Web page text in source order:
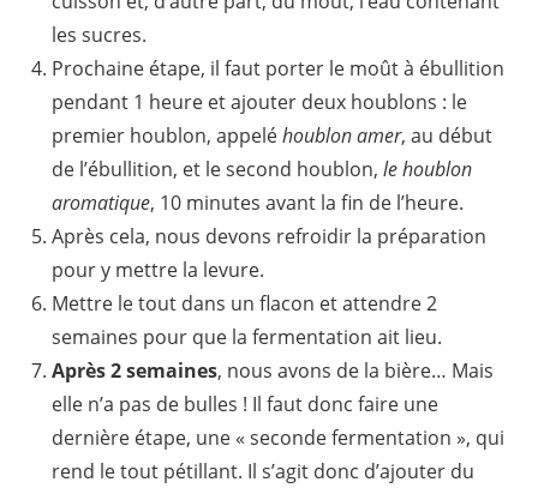
les sucres.
Prochaine étape, il faut porter le moût à ébullition
pendant 1 heure et ajouter deux houblons : le
premier houblon, appeléhoublon amer, au début
de l’ébullition, et le second houblon, le houblon
aromatique, 10 minutes avant la fin de l’heure.
Après cela, nous devons refroidir la préparation
pour y mettre la levure.
Mettre le tout dans un flacon et attendre 2
semaines pour que la fermentation ait lieu.
Après 2 semaines, nous avons de la bière… Mais
elle n’a pas de bulles ! Il faut donc faire une
dernière étape, une « seconde fermentation », qui
rend le tout pétillant. Il s’agit donc d’ajouter du